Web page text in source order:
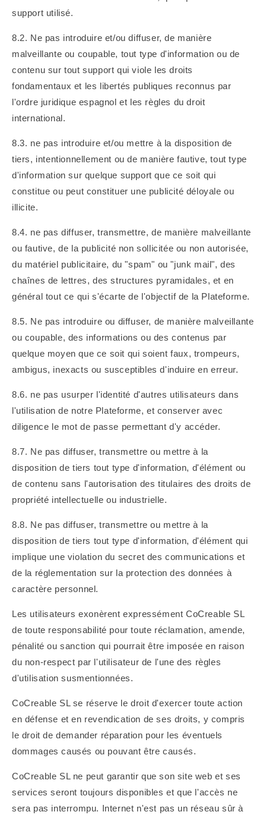
support utilisé.
8.2. Ne pas introduire et/ou diffuser, de manière
malveillante ou coupable, tout type d'information ou de
contenu sur tout support qui viole les droits
fondamentaux et les libertés publiques reconnus par
l'ordre juridique espagnol et les règles du droit
international.
8.3. ne pas introduire et/ou mettre à la disposition de
tiers, intentionnellement ou de manière fautive, tout type
d'information sur quelque support que ce soit qui
constitue ou peut constituer une publicité déloyale ou
illicite.
8.4. ne pas diffuser, transmettre, de manière malveillante
ou fautive, de la publicité non sollicitée ou non autorisée,
du matériel publicitaire, du "spam" ou "junk mail", des
chaînes de lettres, des structures pyramidales, et en
général tout ce qui s'écarte de l'objectif de la Plateforme.
8.5. Ne pas introduire ou diffuser, de manière malveillante
ou coupable, des informations ou des contenus par
quelque moyen que ce soit qui soient faux, trompeurs,
ambigus, inexacts ou susceptibles d'induire en erreur.
8.6. ne pas usurper l'identité d'autres utilisateurs dans
l'utilisation de notre Plateforme, et conserver avec
diligence le mot de passe permettant d'y accéder.
8.7. Ne pas diffuser, transmettre ou mettre à la
disposition de tiers tout type d'information, d'élément ou
de contenu sans l'autorisation des titulaires des droits de
propriété intellectuelle ou industrielle.
8.8. Ne pas diffuser, transmettre ou mettre à la
disposition de tiers tout type d'information, d'élément qui
implique une violation du secret des communications et
de la réglementation sur la protection des données à
caractère personnel.
Les utilisateurs exonèrent expressément CoCreable SL
de toute responsabilité pour toute réclamation, amende,
pénalité ou sanction qui pourrait être imposée en raison
du non-respect par l'utilisateur de l'une des règles
d'utilisation susmentionnées.
CoCreable SL se réserve le droit d'exercer toute action
en défense et en revendication de ses droits, y compris
le droit de demander réparation pour les éventuels
dommages causés ou pouvant être causés.
CoCreable SL ne peut garantir que son site web et ses
services seront toujours disponibles et que l'accès ne
sera pas interrompu. Internet n'est pas un réseau sûr à